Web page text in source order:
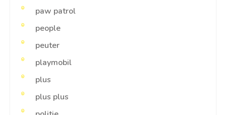
paw patrol
people
peuter
playmobil
plus
plus plus